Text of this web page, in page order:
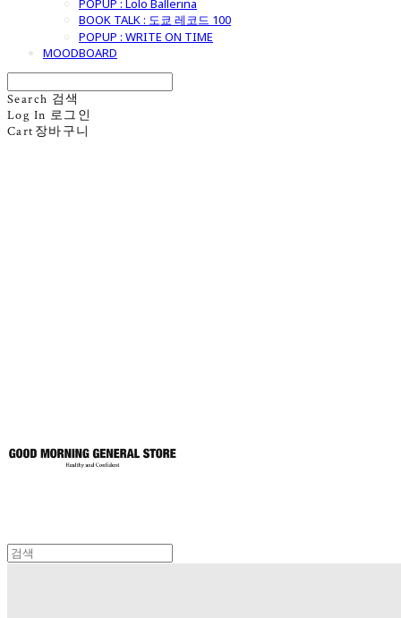
POPUP : Lolo Ballerina
BOOK TALK : 도쿄 레코드 100
POPUP : WRITE ON TIME
MOODBOARD
Search 검색
Log In 로그인
Cart 장바구니